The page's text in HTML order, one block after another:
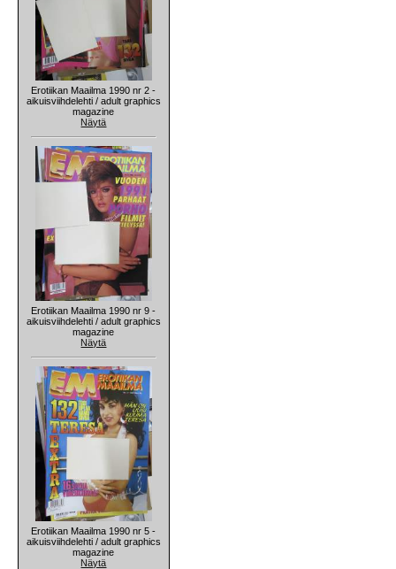
Erotiikan Maailma 1990 nr 2 -
aikuisviihdelehti / adult graphics
magazine
Näytä
Erotiikan Maailma 1990 nr 9 -
aikuisviihdelehti / adult graphics
magazine
Näytä
Erotiikan Maailma 1990 nr 5 -
aikuisviihdelehti / adult graphics
magazine
Näytä